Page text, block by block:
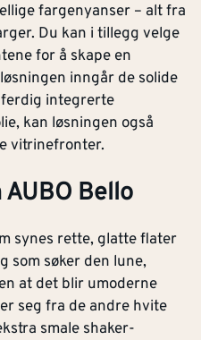
fargenyanser – alt fra
Du kan i tillegg velge
for å skape en
inngår de solide
integrerte
kan løsningen også
vitrinefronter.
Bello
synes rette, glatte flater
som søker den lune,
at det blir umoderne
seg fra de andre hvite
smale shaker-